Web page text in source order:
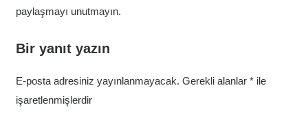
paylaşmayı unutmayın.
Bir yanıt yazın
E-posta adresiniz yayınlanmayacak. Gerekli alanlar *ile
işaretlenmişlerdir